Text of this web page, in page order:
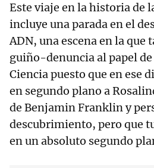
Este viaje en la historia de
incluye una parada en el
ADN, una escena en la que
guiño-denuncia al papel
Ciencia puesto que en ese
en segundo plano a
de Benjamin Franklin y
descubrimiento, pero que
en un absoluto segundo